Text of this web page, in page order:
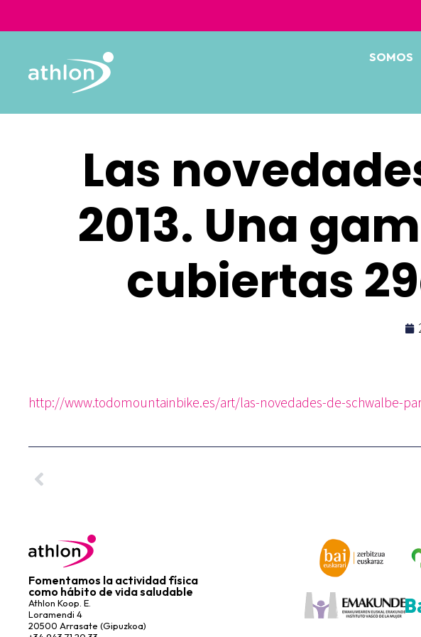
SOMOS
Las
2013. Una
cubiertas
http://www.todomountainbike.es/art/las-novedades-de-schwalbe-
Fomentamos la actividad física
como hábito de vida saludable
Athlon Koop. E.
Loramendi 4
20500 Arrasate (Gipuzkoa)